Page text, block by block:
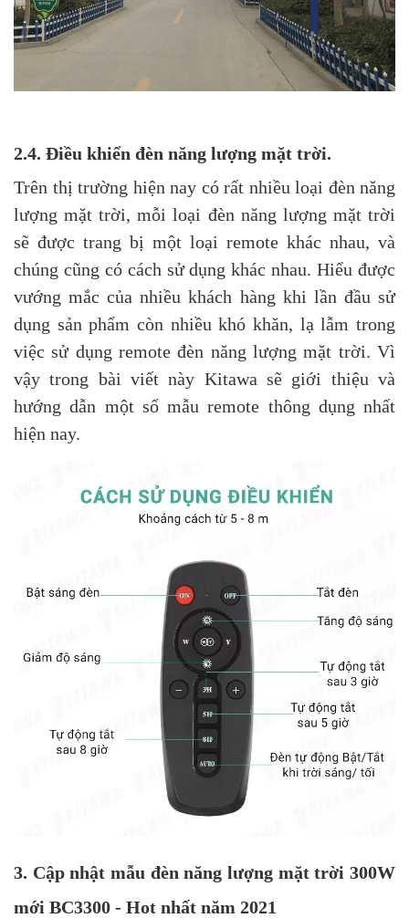
2.4. Điều khiển đèn năng lượng mặt trời.
Trên thị trường hiện nay có rất nhiều loại đèn năng
lượng mặt trời, mỗi loại đèn năng lượng mặt trời
sẽ được trang bị một loại remote khác nhau, và
chúng cũng có cách sử dụng khác nhau. Hiểu được
vướng mắc của nhiều khách hàng khi lần đầu sử
dụng sản phẩm còn nhiều khó khăn, lạ lẫm trong
việc sử dụng remote đèn năng lượng mặt trời. Vì
vậy trong bài viết này Kitawa sẽ giới thiệu và
hướng dẫn một số mẫu remote thông dụng nhất
hiện nay.
3. Cập nhật mẫu đèn năng lượng mặt trời 300W
mới BC3300 - Hot nhất năm 2021